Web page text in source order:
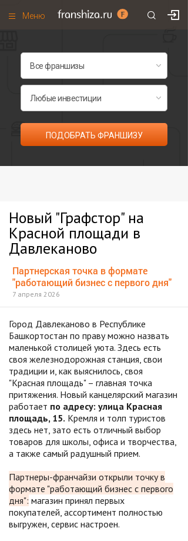
Меню
Франшизы по категориям
Рейтинг франшиз
Все франшизы списком
ПОДОБРАТЬ ФРАНШИЗУ
Новый "Графстор" на
Красной площади в
Давлеканово
Партнерcкая точка в формате
"работающий бизнес с первого дня"
7 апреля 2026
Город Давлеканово в Республике
Башкортостан по праву можно назвать
маленькой столицей уюта. Здесь есть
своя железнодорожная станция, свои
традиции и, как выяснилось, своя
"Красная площадь" – главная точка
притяжения. Новый канцелярский магазин
работает по адресу: улица Красная
площадь, 15. Кремля и толп туристов
здесь нет, зато есть отличный выбор
товаров для школы, офиса и творчества,
а также самый радушный прием.
Партнеры-франчайзи открыли точку в
формате "работающий бизнес с первого
дня": магазин принял первых
покупателей, ассортимент полностью
выгружен, сервис настроен.